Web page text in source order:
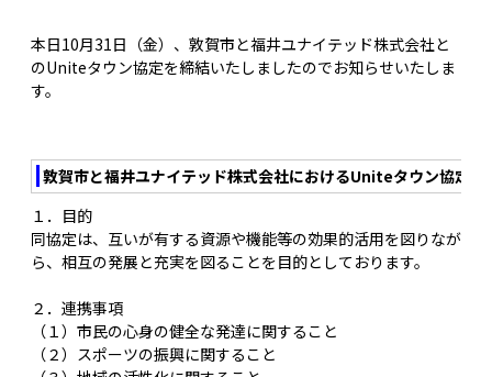
本日10月31日（金）、敦賀市と福井ユナイテッド株式会社と
のUniteタウン協定を締結いたしましたのでお知らせいたしま
す。
敦賀市と福井ユナイテッド株式会社におけるUniteタウン協定
１．目的
同協定は、互いが有する資源や機能等の効果的活用を図りなが
ら、相互の発展と充実を図ることを目的としております。
２．連携事項
（１）市民の心身の健全な発達に関すること
（２）スポーツの振興に関すること